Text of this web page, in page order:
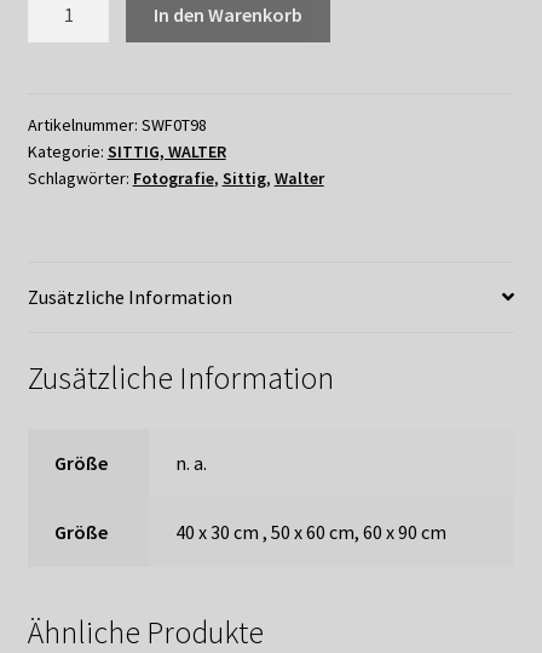
EISBÄR
Menge
In den Warenkorb
Artikelnummer: SWF0T98
Kategorie: SITTIG, WALTER
Schlagwörter: Fotografie, Sittig, Walter
Zusätzliche Information
Zusätzliche Information
Größe n. a.
Größe 40 x 30 cm , 50 x 60 cm, 60 x 90 cm
Ähnliche Produkte